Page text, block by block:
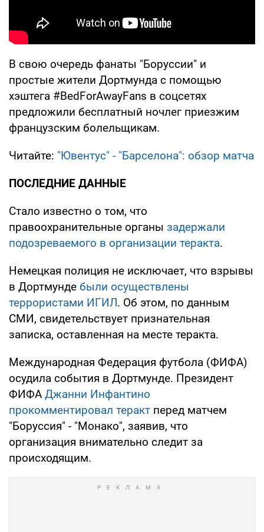
В свою очередь фанаты "Боруссии" и
простые жители Дортмунда с помощью
хэштега #BedForAwayFans в соцсетях
предложили бесплатный ночлег приезжим
французским болельщикам.
Читайте: "Ювентус" - "Барселона": обзор матча
ПОСЛЕДНИЕ ДАННЫЕ
Стало известно о том, что
правоохранительные органы задержали
подозреваемого в организации теракта.
Немецкая полиция не исключает, что взрывы
в Дортмунде были осуществлены
террористами ИГИЛ. Об этом, по данным
СМИ, свидетельствует признательная
записка, оставленная на месте теракта.
Международная Федерация футбола (ФИФА)
осудила события в Дортмунде. Президент
ФИФА Джанни Инфантино
прокомментировал теракт перед матчем
"Боруссия" - "Монако", заявив, что
организация внимательно следит за
происходящим.